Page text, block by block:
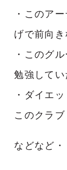
・このア
げで前向き
・このグ
勉強してい
・ダイエ
このクラブ
などなど・